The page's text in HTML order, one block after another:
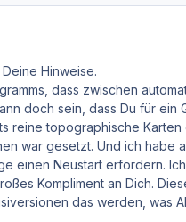
Hinweise.
dass zwischen
doch sein, dass Du für
reine topographische
war gesetzt. Und ich
einen Neustart erfordern.
Kompliment an Dich.
das werden, was